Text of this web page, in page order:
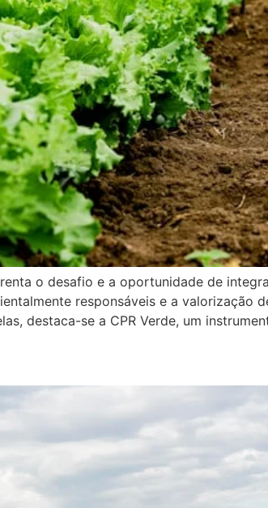
o desafio e a oportunidade de
responsáveis e a valorização
destaca-se a CPR Verde, um